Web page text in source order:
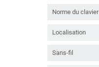
Norme du clavier
Localisation
Sans-fil